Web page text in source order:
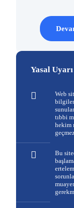
Yasal
Web
tıbbi
hekim
Bu